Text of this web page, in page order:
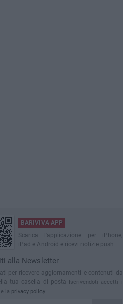
BARIVIVA APP
Scarica l'applicazione per iPhone,
iPad e Android e ricevi notizie push
alla Newsletter
per ricevere aggiornamenti e contenuti da
tua casella di posta Iscrivendoti accetti i
e la privacy policy